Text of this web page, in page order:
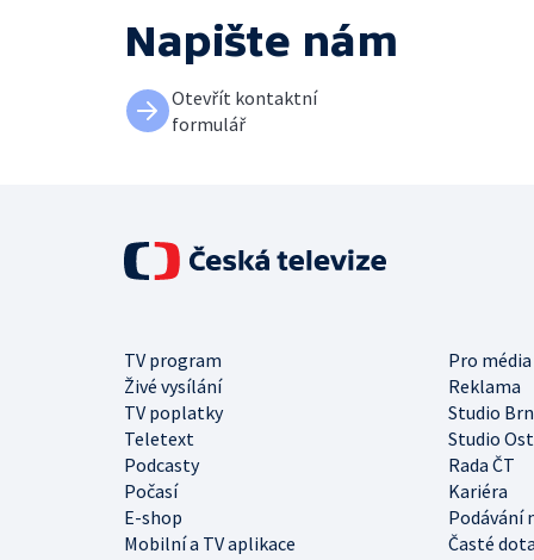
Napište nám
Otevřít kontaktní
formulář
TV program
Pro média
Živé vysílání
Reklama
TV poplatky
Studio
Teletext
Studio
Podcasty
Rada ČT
Počasí
Kariéra
E-shop
Podávání
Mobilní a TV aplikace
Časté